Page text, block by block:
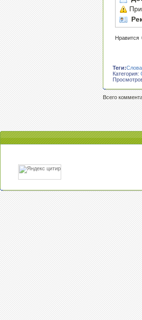
Нравится
Теги:
Категория:
Всего